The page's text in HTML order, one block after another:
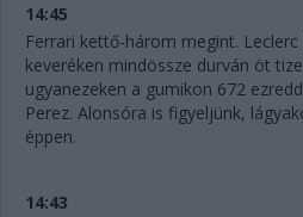
14:45
Ferrari kettő-három megint.
keveréken mindössze durván öt
ugyanezeken a gumikon 672
Perez. Alonsóra is figyeljünk,
éppen.
14:43